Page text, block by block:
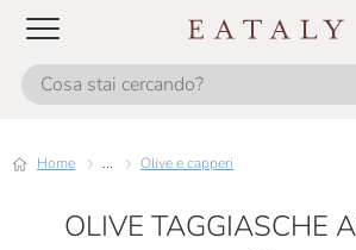
Home ... Olive e capperi
OLIVE TAGGIASCHE